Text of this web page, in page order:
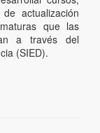
actualización
que las
a través del
(SIED).